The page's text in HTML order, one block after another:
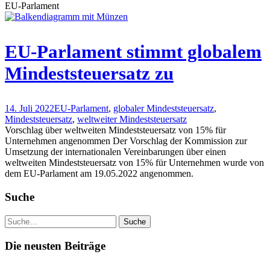
EU-Parlament
EU-Parlament stimmt globalem
Mindeststeuersatz zu
14. Juli 2022EU-Parlament, globaler Mindeststeuersatz,
Mindeststeuersatz, weltweiter Mindeststeuersatz
Vorschlag über weltweiten Mindeststeuersatz von 15% für
Unternehmen angenommen Der Vorschlag der Kommission zur
Umsetzung der internationalen Vereinbarungen über einen
weltweiten Mindeststeuersatz von 15% für Unternehmen wurde von
dem EU-Parlament am 19.05.2022 angenommen.
Suche
Die neusten Beiträge